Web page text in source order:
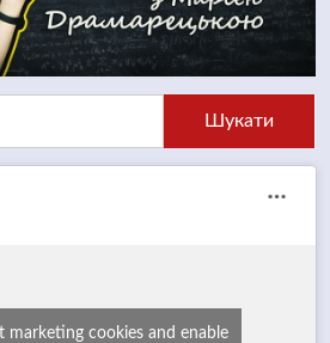
marketing cookies and enable